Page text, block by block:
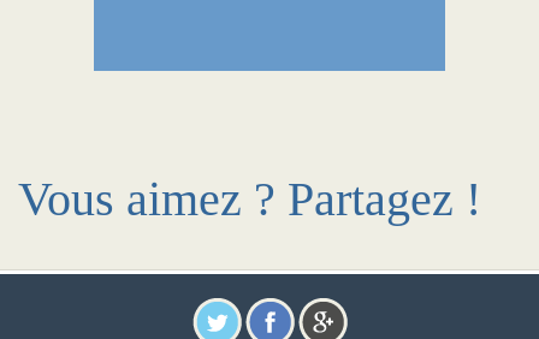
Vous aimez ? Partagez !